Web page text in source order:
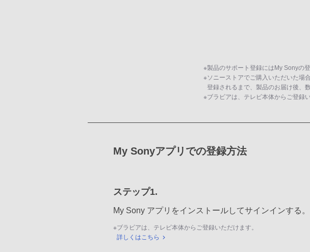
※製品のサポート登録にはMy Sonyの
※ソニーストアでご購入いただいた場
登録されるまで、製品のお届け後、
※ブラビアは、テレビ本体からご登録
My Sonyアプリでの登録方法
ステップ1.
My Sony アプリをインストールしてサインインする。
※ブラビアは、テレビ本体からご登録いただけます。
詳しくはこちら